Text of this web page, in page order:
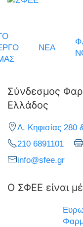
ΝΕΑ
Σύνδεσμος
Ελλάδος
Λ. Κηφισίας 280
210 6891101
info@sfee.gr
Ο ΣΦΕΕ είναι